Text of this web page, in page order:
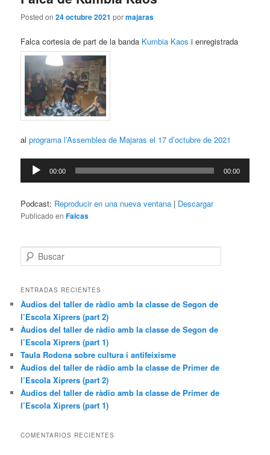
Posted on24 octubre 2021 pormajaras
Falca cortesia de part de la banda Kumbia Kaos i enregistrada
alprograma l’Assembleade Majaras el 17 d’octubre de 2021
Reproductor
00:00 00:00
Podcast: Reproducir en una nueva ventana | Descargar
Publicado en Falcas
u
c
a
r
ENTRADAS RECIENTES
Àudios del taller de ràdio amb la classe de Segon de
l’Escola Xiprers (part 2)
Àudios del taller de ràdio amb la classe de Segon de
l’Escola Xiprers (part 1)
Taula Rodona sobre cultura i antifeixisme
Àudios del taller de ràdio amb la classe de Primer de
l’Escola Xiprers (part 2)
Àudios del taller de ràdio amb la classe de Primer de
l’Escola Xiprers (part 1)
COMENTARIOS RECIENTES